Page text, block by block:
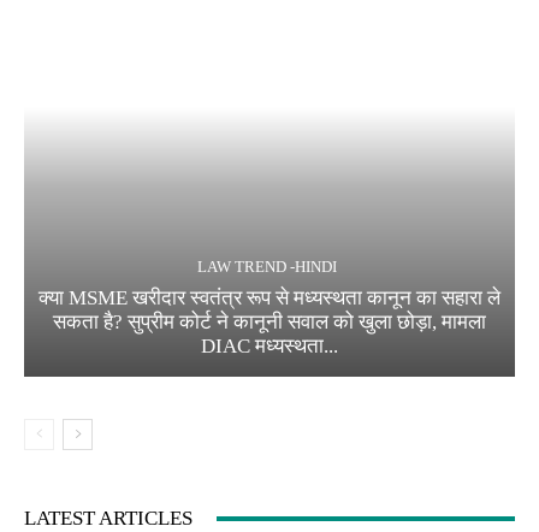
LAW TREND -HINDI
क्या MSME खरीदार स्वतंत्र रूप से मध्यस्थता कानून का सहारा ले
सकता है? सुप्रीम कोर्ट ने कानूनी सवाल को खुला छोड़ा, मामला
DIAC मध्यस्थता...
LATEST ARTICLES